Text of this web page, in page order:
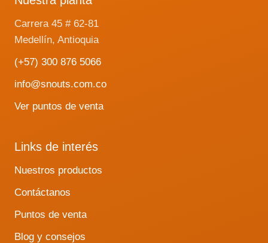
Carrera 45 # 62-81
Medellín, Antioquia
(+57) 300 876 5066
info@snouts.com.co
Ver puntos de venta
Links de interés
Nuestros productos
Contáctanos
Puntos de venta
Blog y consejos